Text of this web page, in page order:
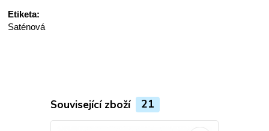
Etiketa:
Saténová
Související zboží 21